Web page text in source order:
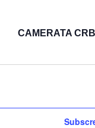
CAMERATA